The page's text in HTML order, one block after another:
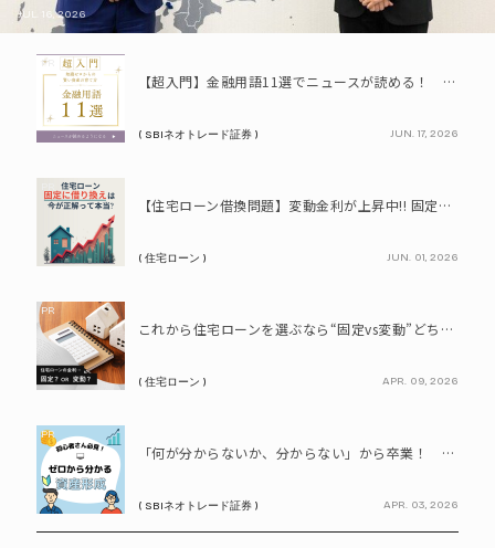
JUL. 16, 2026
PR
【超入門】金融用語11選でニュースが読める！ 知識ゼロからの賢い資産の育て方
( SBIネオトレード証券 ) JUN. 17, 2026
【住宅ローン借換問題】変動金利が上昇中!! 固定に借り換えるなら今が正解って本当? シミュレーションで比較してみよう
( 住宅ローン ) JUN. 01, 2026
PR
これから住宅ローンを選ぶなら“固定vs変動”どちらが正解? 9割が利用したいと答えた「いま決めなくてもいい」ローンとは!?
( 住宅ローン ) APR. 09, 2026
PR
「何が分からないか、分からない」から卒業！ SBIネオトレード証券で学ぶ、はじめての資産形成
( SBIネオトレード証券 ) APR. 03, 2026